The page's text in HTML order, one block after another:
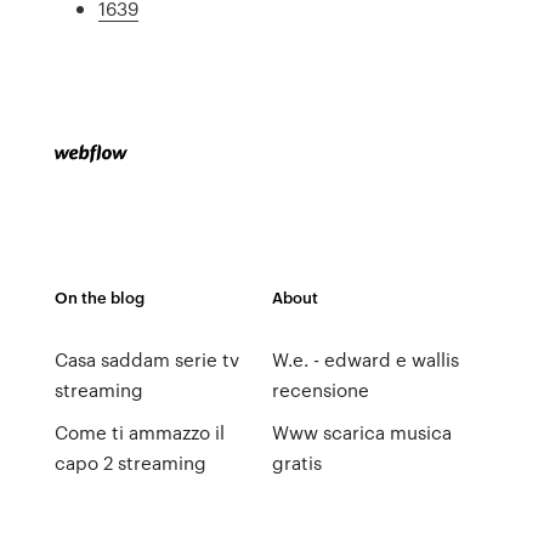
1639
On the blog
Casa saddam serie tv
streaming
Come ti ammazzo il
capo 2 streaming
About
W.e. - edward e wallis
recensione
Www scarica musica
gratis